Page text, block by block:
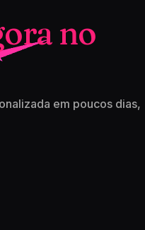
no
em poucos dias,